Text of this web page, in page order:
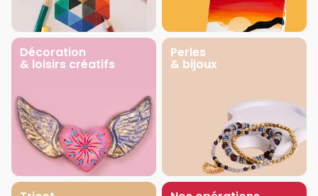
Décoration
& loisirs créatifs
Perles
& bijoux